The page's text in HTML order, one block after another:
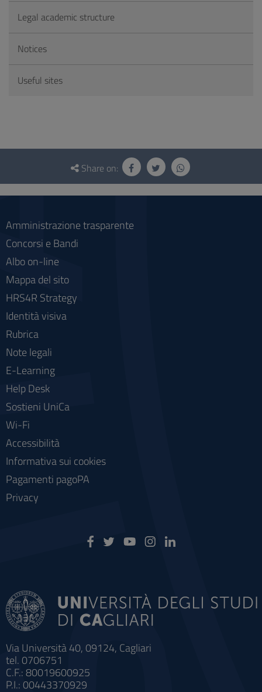
Legal academic structure
Notices
Useful sites
Questionnaire
social
Share on:
Via Università 40, 09124, Cagliari
tel. 0706751
C.F.: 80019600925
P.I.: 00443370929
Amministrazione trasparente
Concorsi e Bandi
Albo on-line
Mappa del sito
HRS4R Strategy
Identità visiva
Rubrica
Note legali
E-Learning
Help Desk
Sostieni UniCa
Wi-Fi
Accessibilità
Informativa sui cookies
Pagamenti pagoPA
Privacy